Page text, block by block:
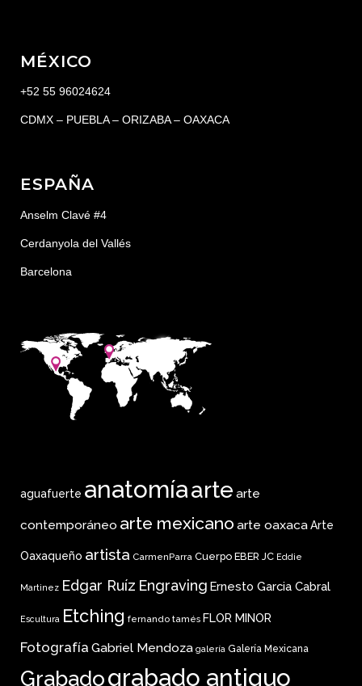
MÉXICO
+52 55 96024624
CDMX – PUEBLA – ORIZABA – OAXACA
ESPAÑA
Anselm Clavé #4
Cerdanyola del Vallés
Barcelona
aguafuerte anatomíaarte arte
contemporáneo arte mexicano arte oaxacaArte
Oaxaqueño artista CarmenParra Cuerpo EBER JC Eddie
Martinez Edgar Ruíz Engraving Ernesto Garcia Cabral
Escultura Etching fernando tamés FLOR MINOR
Fotografía Gabriel Mendoza galería Galería Mexicana
Grabadograbado antiguo